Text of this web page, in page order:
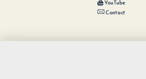
YouTube
Contact